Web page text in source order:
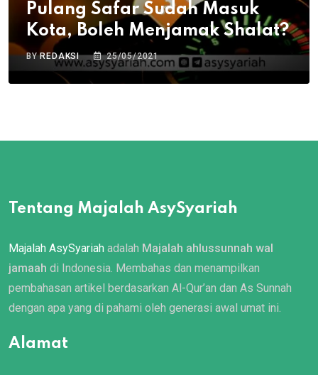
Pulang Safar Sudah Masuk
Kota, Boleh Menjamak Shalat?
BYREDAKSI 25/05/2021
Tentang Majalah AsySyariah
Majalah AsySyariah adalah Majalah ahlussunnah wal
jamaah di Indonesia. Membahas dan menampilkan
pembahasan artikel berdasarkan Al-Qur’an dan As Sunnah
dengan apa yang di pahami oleh generasi awal umat ini.
Alamat